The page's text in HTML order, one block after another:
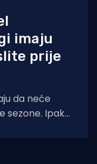
imaju
prije
da neće
sezone. Ipak,